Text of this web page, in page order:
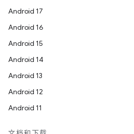
Android 17
Android 16
Android 15
Android 14
Android 13
Android 12
Android 11